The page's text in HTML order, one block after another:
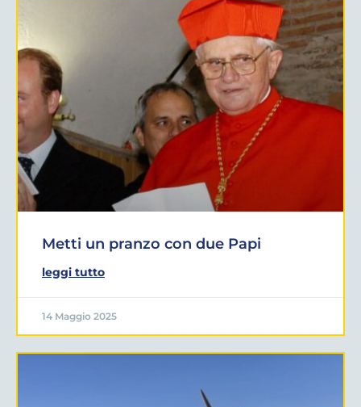
Metti un pranzo con due Papi
leggi tutto
14 Maggio 2025